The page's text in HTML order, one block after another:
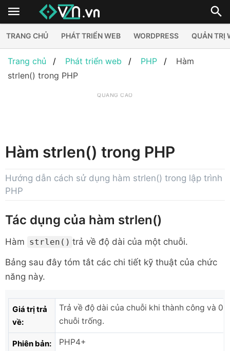
TRANG CHỦ PHÁT TRIỂN WEB WORDPRESS QUẢN TRỊ
Trang chủ Phát triển web PHP
Hàm
strlen() trong PHP
QUẢNG CÁO
Hàm strlen() trong PHP
Hướng dẫn cách sử dụng hàm strlen() trong lập trình
PHP
Tác dụng của hàm strlen()
Hàm strlen() trả về độ dài của một chuỗi.
Bảng sau đây tóm tắt các chi tiết kỹ thuật của chức
năng này.
Giá trị trả
về:
Trả về độ dài của chuỗi khi thành công và 0
chuỗi trống.
Phiên bản: PHP4+